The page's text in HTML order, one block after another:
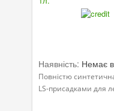
Наявність: Немає в
Повністю
LS-присадками для